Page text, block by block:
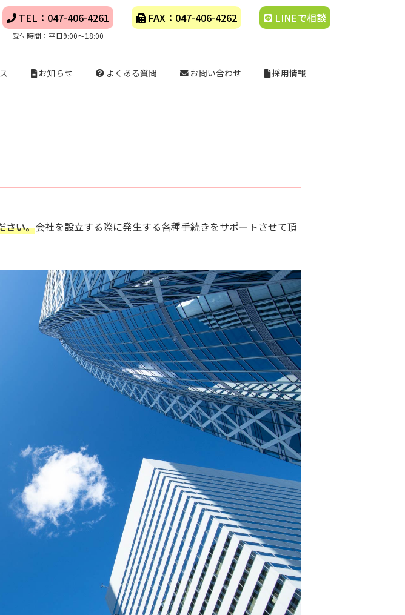
TEL：047-406-4261
受付時間：平日9:00～18:00
FAX：047-406-4262 LINEで相談
お知らせ よくある質問 お問い合わせ 採用情報
さい。会社を設立する際に発生する各種手続きをサポートさせて頂